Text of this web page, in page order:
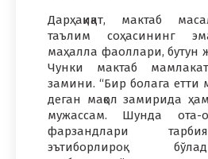
Дарҳақиқат, мактаб
таълим соҳасининг
маҳалла фаоллари, бутун
Чунки мактаб
замини. “Бир болага етти
деган мақол замирида
мужассам. Шунда
фарзандлари
эътиборлироқ